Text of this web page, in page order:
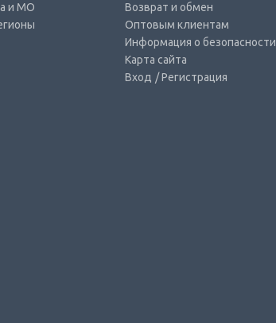
и МО
Возврат и обмен
Оптовым клиентам
Информация о безопасности
Карта сайта
Вход / Регистрация